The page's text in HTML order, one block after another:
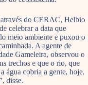
do CERAC, Helbio
celebrar a data que
meio ambiente e puxou o
A agente de
Gameleira, observou o
trechos e que o rio, que
água cobria a gente, hoje,
disse.